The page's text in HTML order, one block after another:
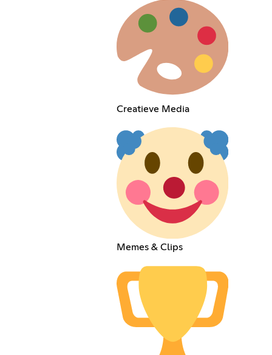
Creatieve Media
Memes & Clips